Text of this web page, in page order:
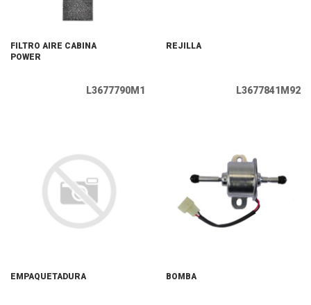
FILTRO AIRE CABINA
POWER
L3677790M1
REJILLA
L3677841M92
EMPAQUETADURA BOMBA